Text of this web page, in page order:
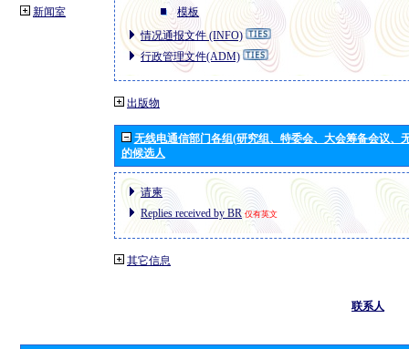
新闻室
模板
情况通报文件 (INFO)
行政管理文件(ADM)
出版物
无线电通信部门各组(研究组、特委会、大会筹备会议、
的候选人
请柬
Replies received by BR 仅有英文
其它信息
联系人